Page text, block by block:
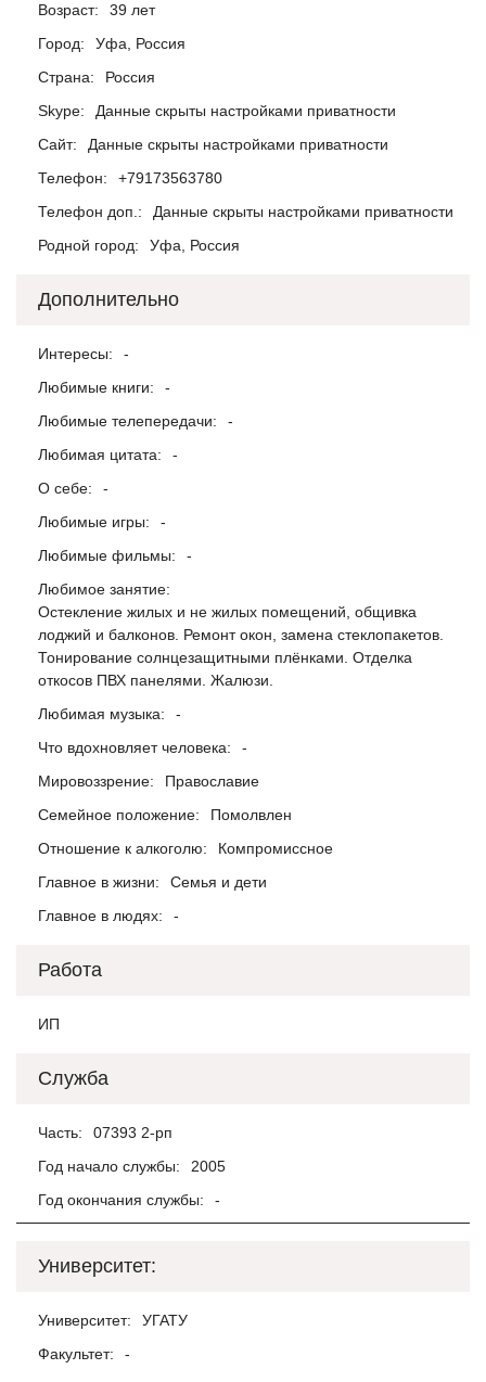
Возраст:
39 лет
Город:
Уфа, Россия
Страна:
Россия
Skype:
Данные скрыты настройками приватности
Сайт:
Данные скрыты настройками приватности
Телефон:
+79173563780
Телефон доп.:
Данные скрыты настройками приватности
Родной город:
Уфа, Россия
Дополнительно
Интересы:
-
Любимые книги:
-
Любимые телепередачи:
-
Любимая цитата:
-
О себе:
-
Любимые игры:
-
Любимые фильмы:
-
Любимое занятие:
Остекление жилых и не жилых помещений, общивка
лоджий и балконов. Ремонт окон, замена стеклопакетов.
Тонирование солнцезащитными плёнками. Отделка
откосов ПВХ панелями. Жалюзи.
Любимая музыка:
-
Что вдохновляет человека:
-
Мировоззрение:
Православие
Семейное положение:
Помолвлен
Отношение к алкоголю:
Компромиссное
Главное в жизни:
Семья и дети
Главное в людях:
-
Работа
ИП
Служба
Часть:
07393 2-рп
Год начало службы:
2005
Год окончания службы:
-
Университет:
Университет:
УГАТУ
Факультет:
-